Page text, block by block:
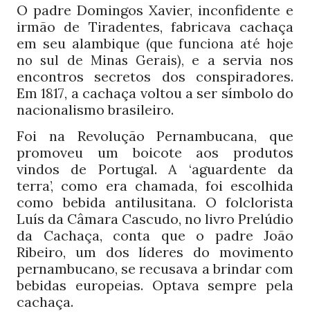
O padre Domingos Xavier, inconfidente e
irmão de Tiradentes, fabricava cachaça
em seu alambique (que funciona até hoje
no sul de Minas Gerais), e a servia nos
encontros secretos dos conspiradores.
Em1817, a cachaça voltou a ser símbolo do
nacionalismo brasileiro.
Foi na Revolução Pernambucana, que
promoveu um boicote aos produtos
vindos de Portugal. A ‘aguardente da
terra’, como era chamada, foi escolhida
como bebida antilusitana. O folclorista
Luís da Câmara Cascudo, no livro Prelúdio
da Cachaça, conta que o padre João
Ribeiro, um dos líderes do movimento
pernambucano, se recusava a brindar com
bebidas europeias. Optava sempre pela
cachaça.